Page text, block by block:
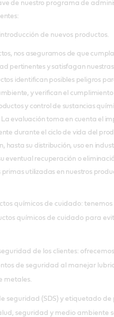
de nuestro programa de
de nuevos productos.
nos aseguramos de que
pertinentes y satisfagan
identifican posibles peligros
y verifican el cumplimiento
y control de sustancias
La evaluación toma en cuenta el
durante el ciclo de vida del
hasta su distribución, uso en
eventual recuperación o
utilizadas en nuestros
químicos de cuidado:
químicos de cuidado para
de los clientes:
de seguridad al manejar
metales.
seguridad (SDS) y etiquetado de
seguridad y medio ambiente